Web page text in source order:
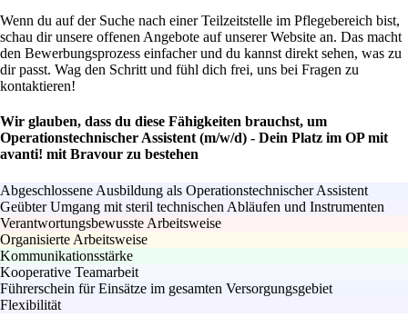
Wenn du auf der Suche nach einer Teilzeitstelle im Pflegebereich bist,
schau dir unsere offenen Angebote auf unserer Website an. Das macht
den Bewerbungsprozess einfacher und du kannst direkt sehen, was zu
dir passt. Wag den Schritt und fühl dich frei, uns bei Fragen zu
kontaktieren!
Wir glauben, dass du diese Fähigkeiten brauchst, um
Operationstechnischer Assistent (m/w/d) - Dein Platz im OP mit
avanti! mit Bravour zu bestehen
Abgeschlossene Ausbildung als Operationstechnischer Assistent
Geübter Umgang mit steril technischen Abläufen und Instrumenten
Verantwortungsbewusste Arbeitsweise
Organisierte Arbeitsweise
Kommunikationsstärke
Kooperative Teamarbeit
Führerschein für Einsätze im gesamten Versorgungsgebiet
Flexibilität